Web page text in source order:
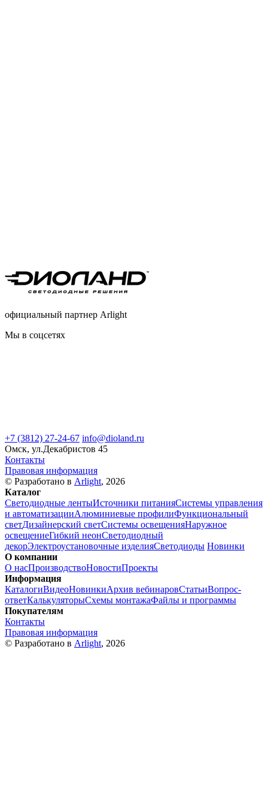
официальный партнер Arlight
Мы в соцсетях
+7 (3812) 27-24-67 info@dioland.ru
Омск, ул.Декабристов 45
Контакты
Правовая информация
© Разработано в Arlight, 2026
Каталог
Светодиодные лентыИсточники питанияСистемы управления
и автоматизацииАлюминиевые профилиФункциональный
светДизайнерский светСистемы освещенияНаружное
освещениеГибкий неонСветодиодный
декорЭлектроустановочные изделияСветодиоды Новинки
О компании
О насПроизводствоНовостиПроекты
Информация
КаталогиВидеоНовинкиАрхив вебинаровСтатьиВопрос-
ответКалькуляторыСхемы монтажаФайлы и программы
Покупателям
Контакты
Правовая информация
© Разработано в Arlight, 2026